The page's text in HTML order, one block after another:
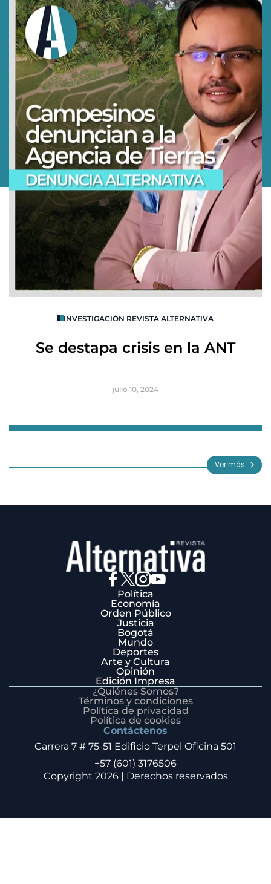
INVESTIGACIÓN REVISTA ALTERNATIVA
Se destapa crisis en la ANT
julio 10, 2024
3
Ver más
Política
Economía
Orden Público
Justicia
Bogotá
Mundo
Deportes
Arte y Cultura
Opinión
Edición Impresa
¿Quiénes Somos?
Términos y condiciones
Política de privacidad
Política de cookies
Contáctenos
Carrera 7 # 75-51 Edificio Terpel Oficina 501
+57 (601) 3176506
Copyright 2026 | Derechos reservados